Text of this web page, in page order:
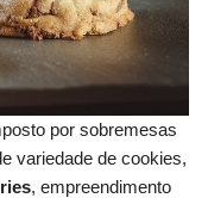
por sobremesas
variedade de cookies,
, empreendimento